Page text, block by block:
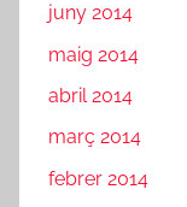
juny 2014
maig 2014
abril 2014
març 2014
febrer 2014